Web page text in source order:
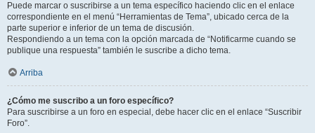
Puede marcar o suscribirse a un tema específico haciendo clic en el enlace
correspondiente en el menú “Herramientas de Tema”, ubicado cerca de la
parte superior e inferior de un tema de discusión.
Respondiendo a un tema con la opción marcada de “Notificarme cuando se
publique una respuesta” también le suscribe a dicho tema.
Arriba
¿Cómo me suscribo a un foro específico?
Para suscribirse a un foro en especial, debe hacer clic en el enlace “Suscribir
Foro”.